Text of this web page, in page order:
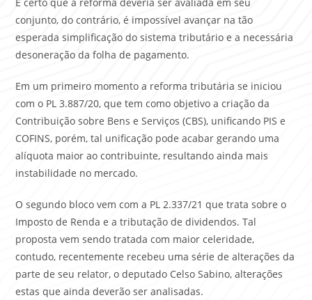
conjunto, do contrário, é impossível avançar na tão
esperada simplificação do sistema tributário e a necessária
desoneração da folha de pagamento.
Em um primeiro momento a reforma tributária se iniciou
com o PL 3.887/20, que tem como objetivo a criação da
Contribuição sobre Bens e Serviços (CBS), unificando PIS e
COFINS, porém, tal unificação pode acabar gerando uma
alíquota maior ao contribuinte, resultando ainda mais
instabilidade no mercado.
O segundo bloco vem com a PL 2.337/21 que trata sobre o
Imposto de Renda e a tributação de dividendos. Tal
proposta vem sendo tratada com maior celeridade,
contudo, recentemente recebeu uma série de alterações da
parte de seu relator, o deputado Celso Sabino, alterações
estas que ainda deverão ser analisadas.